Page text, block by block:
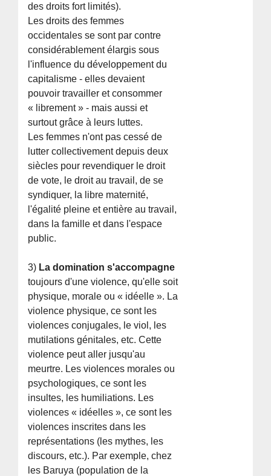
des droits fort limités).
Les droits des femmes
occidentales se sont par contre
considérablement élargis sous
l'influence du développement du
capitalisme - elles devaient
pouvoir travailler et consommer
« librement » - mais aussi et
surtout grâce à leurs luttes.
Les femmes n'ont pas cessé de
lutter collectivement depuis deux
siècles pour revendiquer le droit
de vote, le droit au travail, de se
syndiquer, la libre maternité,
l'égalité pleine et entière au travail,
dans la famille et dans l'espace
public.
3) La domination s'accompagne
toujours d'une violence, qu'elle soit
physique, morale ou « idéelle ». La
violence physique, ce sont les
violences conjugales, le viol, les
mutilations génitales, etc. Cette
violence peut aller jusqu'au
meurtre. Les violences morales ou
psychologiques, ce sont les
insultes, les humiliations. Les
violences « idéelles », ce sont les
violences inscrites dans les
représentations (les mythes, les
discours, etc.). Par exemple, chez
les Baruya (population de la